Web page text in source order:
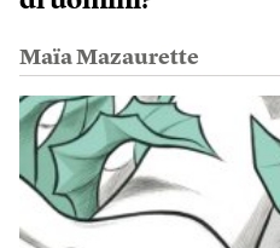
Maïa Mazaurette